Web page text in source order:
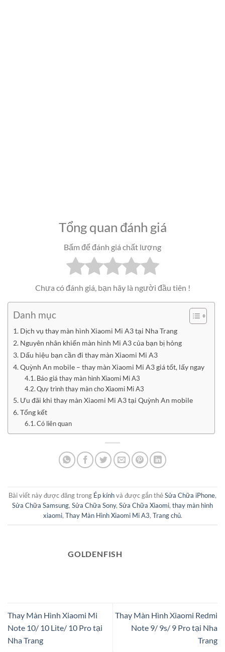
Tổng quan đánh giá
Bấm để đánh giá chất lượng
Chưa có đánh giá, bạn hãy là người đầu tiên !
Danh mục
Dịch vụ thay màn hình Xiaomi Mi A3 tại Nha Trang
Nguyên nhân khiến màn hình Mi A3 của bạn bị hỏng
Dấu hiệu bạn cần đi thay màn Xiaomi Mi A3
Quỳnh An mobile – thay màn Xiaomi Mi A3 giá tốt, lấy ngay
Báo giá thay màn hình Xiaomi Mi A3
Quy trình thay màn cho Xiaomi Mi A3
Ưu đãi khi thay màn Xiaomi Mi A3 tại Quỳnh An mobile
Tổng kết
Có liên quan
Bài viết này được đăng trong Ép kínhvà được gắn thẻSửa Chữa iPhone,
Sửa Chữa Samsung, Sửa Chữa Sony, Sửa Chữa Xiaomi, thay màn hình
xiaomi, Thay Màn Hình Xiaomi Mi A3, Trang chủ.
GOLDENFISH
Thay Màn Hình Xiaomi Mi
Note 10/ 10 Lite/ 10 Pro tại
Nha Trang
Thay Màn Hình Xiaomi Redmi
Note 9/ 9s/ 9 Pro tại Nha
Trang